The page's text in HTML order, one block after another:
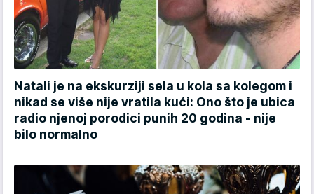
Natali je na ekskurziji sela u kola sa kolegom i
nikad se više nije vratila kući: Ono što je ubica
radio njenoj porodici punih 20 godina - nije
bilo normalno